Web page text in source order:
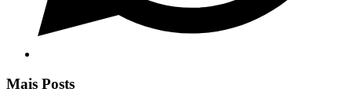
Mais Posts